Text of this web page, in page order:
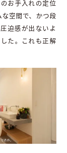
お手入れの定位
空間で、かつ段
迫感が出ないよ
た。これも正解